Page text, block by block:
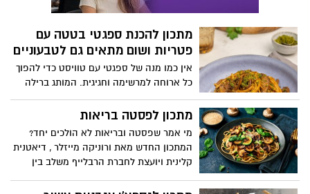
קטשופ ומיונז. המתכון קל להכנה, מתאים
המשפחה.
מתכון להכנת ספגטי בטטה עם
פטריות ושום מתאים גם לטבעוניים
אין כמו מנה של ספגטי עם טוויסט כדי להפוך
כל ארוחה למרשימה וחגיגית. המותג ברילה
מעניק מתכון להכנת מנה של ספגטי בבטה עם
פטריות ושום - שמתאים גם לטבעוניים.
מתכון לפסטה בריאות
מי אמר שפסטה ובריאות לא הולכים יחד?
המתכון החדש מאת ורוניקה מייזלר , דיאטנית
קלינית ויועצת לחברת הרבלייף משלב בין
קליל שמלטף את הלשון, ומוכיח שפסטה